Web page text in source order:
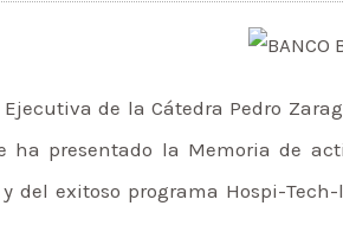
Ejecutiva de la Cátedra Pedro
ha presentado la Memoria de
del exitoso programa Hospi-